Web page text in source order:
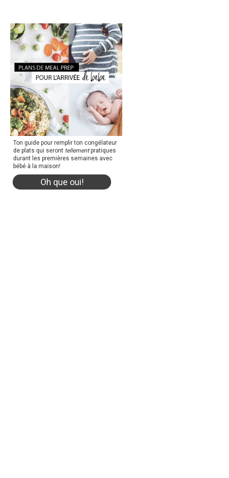
Ton guide pour remplir ton congélateur
de plats qui seront tellementpratiques
durant les premières semaines avec
bébé à la maison!
Oh que oui!